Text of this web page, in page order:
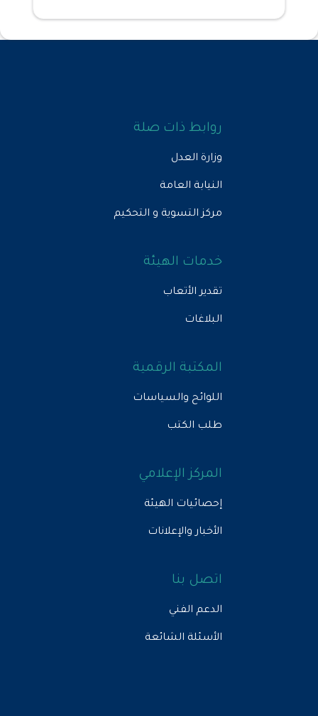
روابط ذات صلة
وزارة العدل
النيابة العامة
مركز التسوية و التحكيم
خدمات الهيئة
تقدير الأتعاب
البلاغات
المكتبة الرقمية
اللوائح والسياسات
طلب الكتب
المركز الإعلامي
إحصائيات الهيئة
الأخبار والإعلانات
اتصل بنا
الدعم الفني
الأسئلة الشائعة